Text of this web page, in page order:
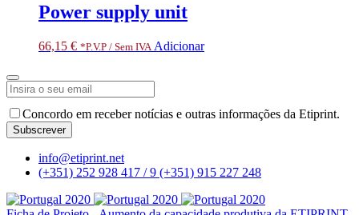
Power supply unit
66,15 € *P.V.P / Sem IVA Adicionar
Email*
Concordo em receber notícias e outras informações da Etiprint.
Subscrever
info@etiprint.net
(+351) 252 928 417 / 9 (+351) 915 227 248